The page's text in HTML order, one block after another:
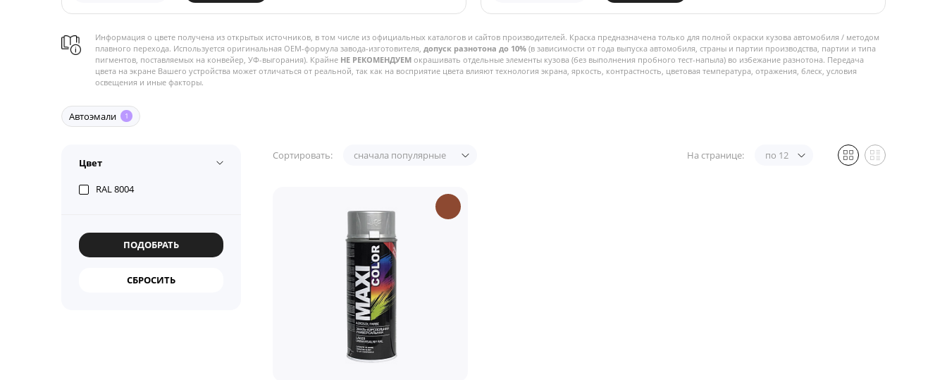
Информация о цвете получена из открытых источников, в том числе из официальных каталогов и сайтов производителей. Краска предназначена только для полной окраски кузова автомобиля / методом
плавного перехода. Используется оригинальная OEM-формула завода-изготовителя, допуск разнотона до 10% (в зависимости от года выпуска автомобиля, страны и партии производства, партии и типа
пигментов, поставляемых на конвейер, УФ-выгорания). Крайне НЕ РЕКОМЕНДУЕМ окрашивать отдельные элементы кузова (без выполнения пробного тест-напыла) во избежание разнотона. Передача
цвета на экране Вашего устройства может отличаться от реальной, так как на восприятие цвета влияют технология экрана, яркость, контрастность, цветовая температура, отражения, блеск, условия
освещения и иные факторы.
Автоэмали 1
Цвет
RAL 8004
Сортировать: сначала популярные На странице: по 12